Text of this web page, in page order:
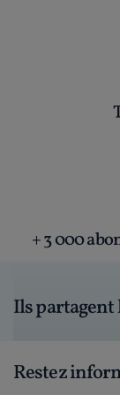
+ 3 000
Ils partagent
Restez